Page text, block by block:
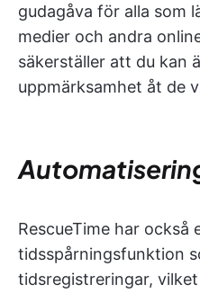
gudagåva för alla som
medier och andra
säkerställer att du kan
uppmärksamhet åt de
RescueTime har också
tidsspårningsfunktion
tidsregistreringar,